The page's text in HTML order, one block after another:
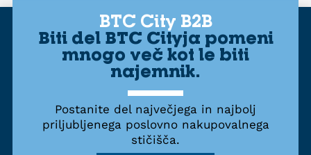
BTC City B2B
Biti del BTC Cityja pomeni
mnogo več kot le biti
najemnik.
Postanite del največjega in najbolj
priljubljenega poslovno nakupovalnega
stičišča.